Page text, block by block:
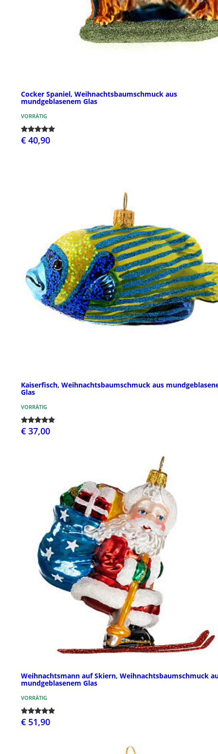
Cocker Spaniel, Weihnachtsbaumschmuck aus
mundgeblasenem Glas
VORRÄTIG
€ 40,90
Kaiserfisch, Weihnachtsbaumschmuck aus
Glas
VORRÄTIG
€ 37,00
Weihnachtsmann auf Skiern, Weihnachtsbaumschmuck
mundgeblasenem Glas
VORRÄTIG
€ 51,90